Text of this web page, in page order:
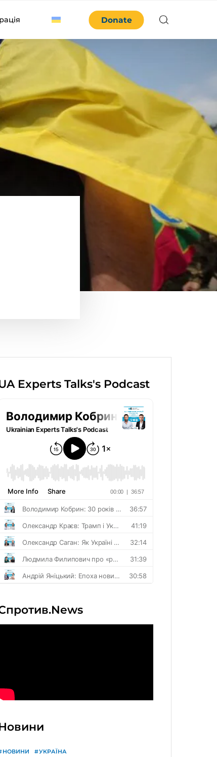
Donate
Experts Talks's Podcast
НОВИНИ УКРАЇНА